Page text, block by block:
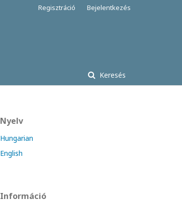
Keresés
Regisztráció Bejelentkezés
Nyelv
Hungarian
English
Információ